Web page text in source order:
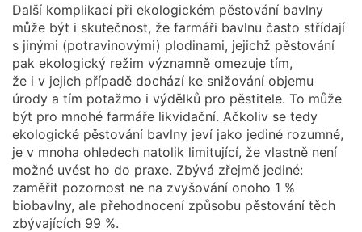
Další komplikací při ekologickém pěstování bavlny
může být i skutečnost, že farmáři bavlnu často střídají
s jinými (potravinovými) plodinami, jejichž pěstování
pak ekologický režim významně omezuje tím,
že i v jejich případě dochází ke snižování objemu
úrody a tím potažmo i výdělků pro pěstitele. To může
být pro mnohé farmáře likvidační. Ačkoliv se tedy
ekologické pěstování bavlny jeví jako jediné rozumné,
je v mnoha ohledech natolik limitující, že vlastně není
možné uvést ho do praxe. Zbývá zřejmě jediné:
zaměřit pozornost ne na zvyšování onoho 1 %
biobavlny, ale přehodnocení způsobu pěstování těch
zbývajících 99 %.